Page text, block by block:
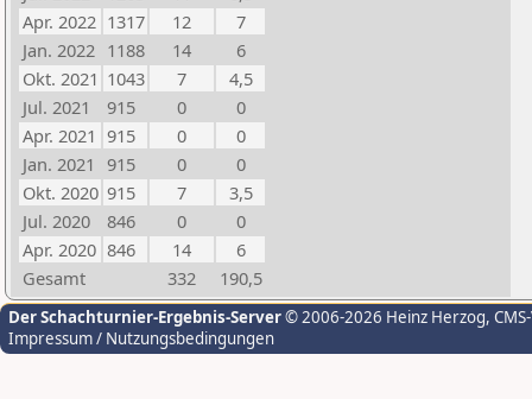
Apr. 2022 1317 12
7
Jan. 2022 1188 14
6
Okt. 2021 1043 7
4,5
Jul. 2021
915 0
0
Apr. 2021 915 0
0
Jan. 2021 915 0
0
Okt. 2020 915 7
3,5
Jul. 2020
846 0
0
Apr. 2020 846 14
6
Gesamt
332 190,5
Der Schachturnier-Ergebnis-Server© 2006-2026 Heinz Herzog,
Impressum / Nutzungsbedingungen